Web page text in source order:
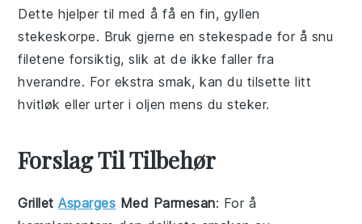
Dette hjelper til med å få en fin, gyllen
stekeskorpe. Bruk gjerne enstekespade for å snu
filetene forsiktig, slik at de ikke faller fra
hverandre. For ekstra smak, kan du tilsette litt
hvitløk ellerurter i oljen mens du steker.
Forslag Til Tilbehør
GrilletAsparges Med Parmesan: For å